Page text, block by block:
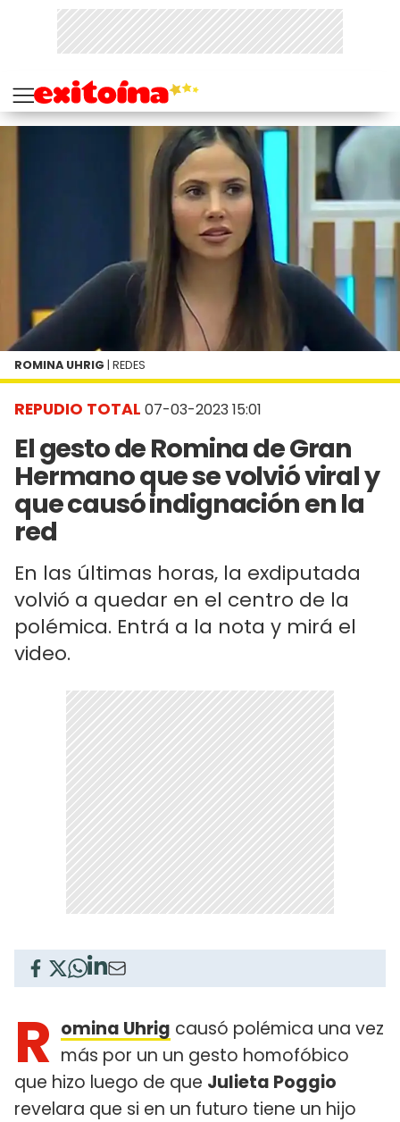
REPUDIO TOTAL 07-03-2023 15:01
El gesto de Romina de Gran
Hermano que se volvió viral y
que causó indignación en la
red
En las últimas horas, la exdiputada
volvió a quedar en el centro de la
polémica. Entrá a la nota y mirá el
video.
ROMINA UHRIG | REDES
R omina Uhrig causó polémica una vez
más por un un gesto homofóbico
que hizo luego de que Julieta Poggio
revelara que si en un futuro tiene un hijo